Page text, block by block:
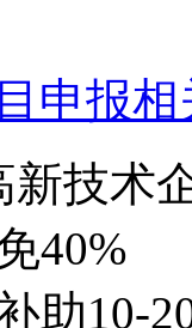
申报
新技术
40%
助10-